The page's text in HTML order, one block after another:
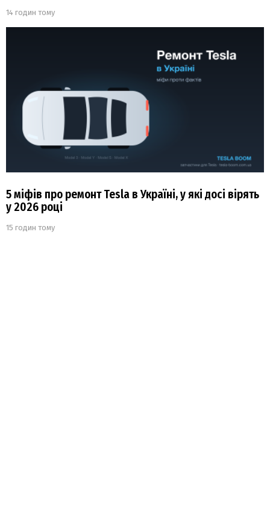
14 годин тому
5 міфів про ремонт Tesla в Україні, у які досі вірять
у 2026 році
15 годин тому